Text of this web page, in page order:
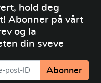
hold deg
Abonner på vårt
og la
din sveve
Abonner